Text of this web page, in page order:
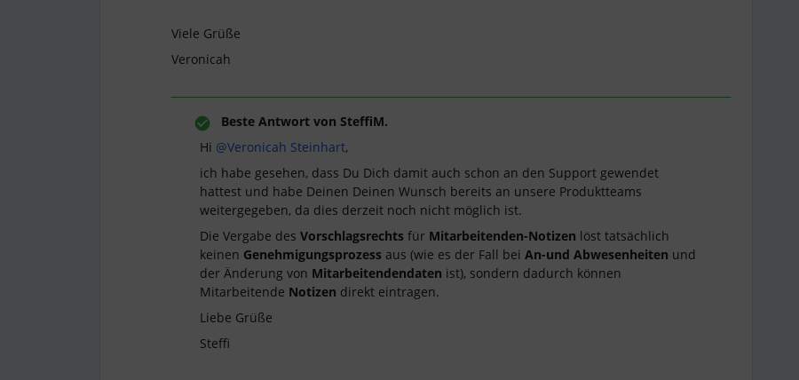
Viele Grüße
Veronicah
Beste Antwort von SteffiM.
Hi @Veronicah Steinhart,
ich habe gesehen, dass Du Dich damit auch schon an den Support gewendet
hattest und habe Deinen Deinen Wunsch bereits an unsere Produktteams
weitergegeben, da dies derzeit noch nicht möglich ist.
Die Vergabe des Vorschlagsrechts für Mitarbeitenden-Notizen löst tatsächlich
keinen Genehmigungsprozess aus (wie es der Fall bei An-und Abwesenheiten und
der Änderung von Mitarbeitendendaten ist), sondern dadurch können
Mitarbeitende Notizen direkt eintragen.
Liebe Grüße
Steffi